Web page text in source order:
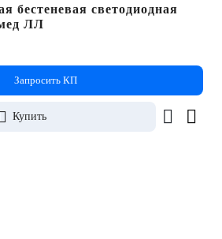
бестеневая светодиодная
ЛЛ
Запросить КП
Купить